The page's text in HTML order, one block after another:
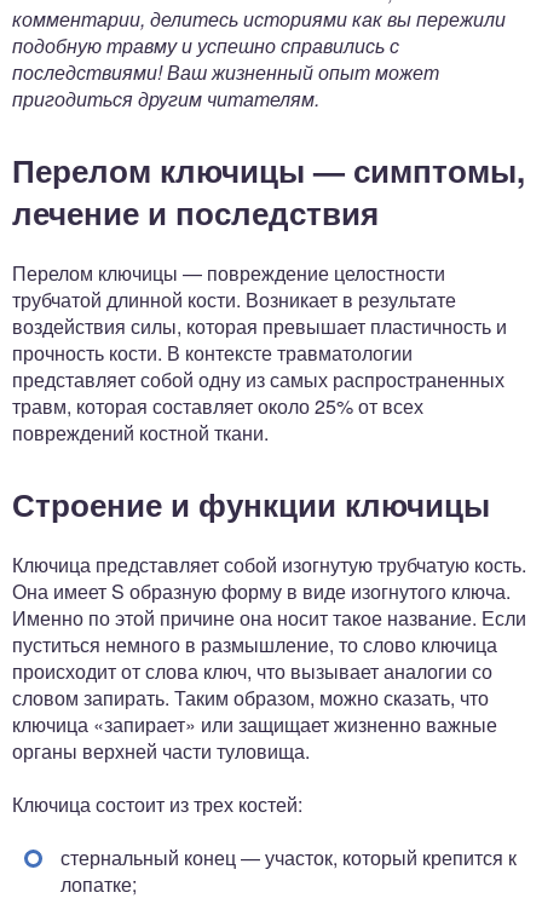
комментарии, делитесь историями как вы пережили
подобную травму и успешно справились с
последствиями! Ваш жизненный опыт может
пригодиться другим читателям.
Перелом ключицы — симптомы,
лечение и последствия
Перелом ключицы — повреждение целостности
трубчатой длинной кости. Возникает в результате
воздействия силы, которая превышает пластичность и
прочность кости. В контексте травматологии
представляет собой одну из самых распространенных
травм, которая составляет около 25% от всех
повреждений костной ткани.
Строение и функции ключицы
Ключица представляет собой изогнутую трубчатую кость.
Она имеет S образную форму в виде изогнутого ключа.
Именно по этой причине она носит такое название. Если
пуститься немного в размышление, то слово ключица
происходит от слова ключ, что вызывает аналогии со
словом запирать. Таким образом, можно сказать, что
ключица «запирает» или защищает жизненно важные
органы верхней части туловища.
Ключица состоит из трех костей:
стернальный конец — участок, который крепится к
лопатке;